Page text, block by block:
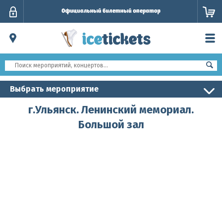
Выбрать мероприятие
г.Ульянск. Ленинский мемориал.
Большой зал